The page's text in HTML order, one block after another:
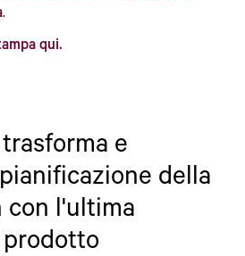
.
qui.
e
della
con l'ultima